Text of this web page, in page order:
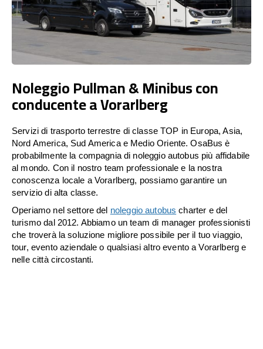
Noleggio Pullman & Minibus con
conducente a Vorarlberg
Servizi di trasporto terrestre di classe TOP in Europa, Asia,
Nord America, Sud America e Medio Oriente. OsaBus è
probabilmente la compagnia di noleggio autobus più affidabile
al mondo. Con il nostro team professionale e la nostra
conoscenza locale a Vorarlberg, possiamo garantire un
servizio di alta classe.
Operiamo nel settore del noleggio autobus charter e del
turismo dal 2012. Abbiamo un team di manager professionisti
che troverà la soluzione migliore possibile per il tuo viaggio,
tour, evento aziendale o qualsiasi altro evento a Vorarlberg e
nelle città circostanti.